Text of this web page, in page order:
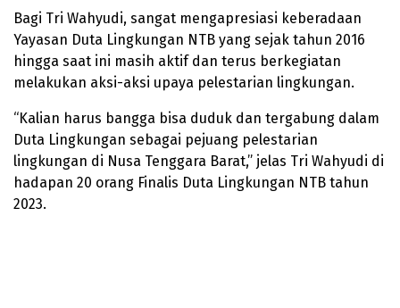
Bagi Tri Wahyudi, sangat mengapresiasi keberadaan
Yayasan Duta Lingkungan NTB yang sejak tahun 2016
hingga saat ini masih aktif dan terus berkegiatan
melakukan aksi-aksi upaya pelestarian lingkungan.
“Kalian harus bangga bisa duduk dan tergabung dalam
Duta Lingkungan sebagai pejuang pelestarian
lingkungan di Nusa Tenggara Barat,” jelas Tri Wahyudi di
hadapan 20 orang Finalis Duta Lingkungan NTB tahun
2023.